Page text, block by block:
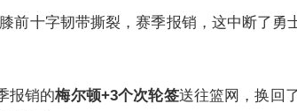
前十字韧带撕裂，赛季报销，这中断了
报销的梅尔顿+3个次轮签送往篮网，换回